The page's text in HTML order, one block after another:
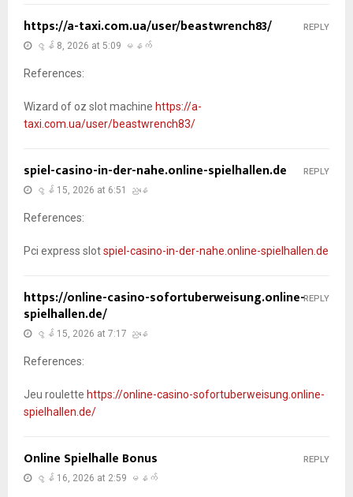
https://a-taxi.com.ua/user/beastwrench83/
ဇွန် 8, 2026 at 5:09 မနက်
References:
Wizard of oz slot machine https://a-
taxi.com.ua/user/beastwrench83/
REPLY
spiel-casino-in-der-nahe.online-spielhallen.de
ဇွန် 15, 2026 at 6:51 ညနေ
References:
Pci express slotspiel-casino-in-der-nahe.online-spielhallen.de
REPLY
https://online-casino-sofortuberweisung.online-
spielhallen.de/
ဇွန် 15, 2026 at 7:17 ညနေ
References:
Jeu roulette https://online-casino-sofortuberweisung.online-
spielhallen.de/
REPLY
Online Spielhalle Bonus
ဇွန် 16, 2026 at 2:59 မနက်
REPLY